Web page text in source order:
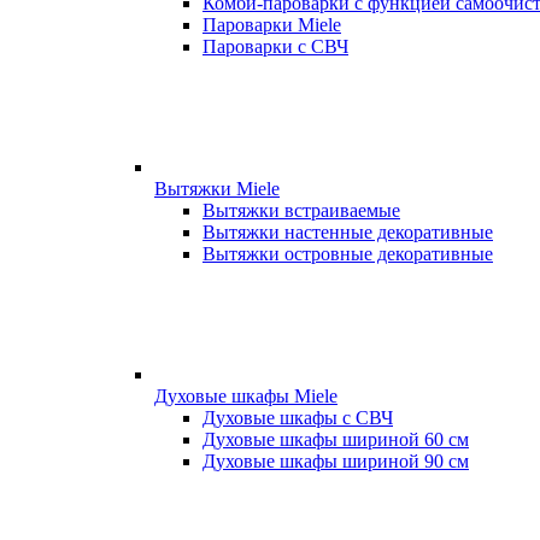
Пароварки Miele
Пароварки с СВЧ
Вытяжки Miele
Вытяжки встраиваемые
Вытяжки настенные декоративные
Вытяжки островные декоративные
Духовые шкафы Miele
Духовые шкафы с СВЧ
Духовые шкафы шириной 60 см
Духовые шкафы шириной 90 см